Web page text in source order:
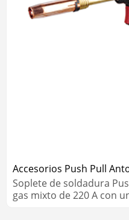
Accesorios Push Pull
Soplete de soldadura
gas mixto de 220 A con